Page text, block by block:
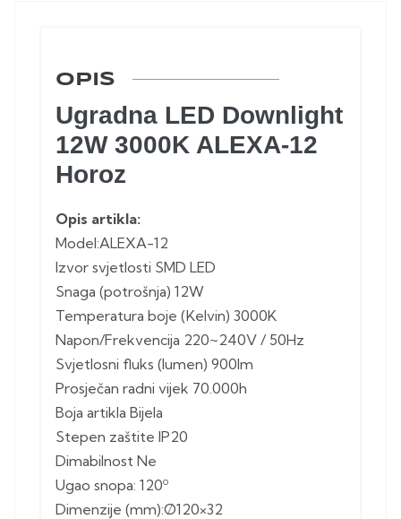
OPIS
Ugradna LED Downlight
12W 3000K ALEXA-12
Horoz
Opis artikla:
Model:ALEXA-12
Izvor svjetlosti SMD LED
Snaga (potrošnja) 12W
Temperatura boje (Kelvin) 3000K
Napon/Frekvencija 220~240V / 50Hz
Svjetlosni fluks (lumen) 900lm
Prosječan radni vijek 70.000h
Boja artikla Bijela
Stepen zaštite IP20
Dimabilnost Ne
Ugao snopa: 120º
Dimenzije (mm):Ø120×32